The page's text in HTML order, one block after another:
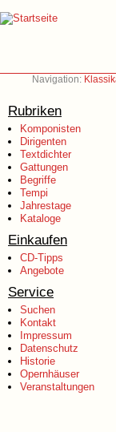
Navigation:
Rubriken
Komponisten
Dirigenten
Textdichter
Gattungen
Begriffe
Tempi
Jahrestage
Kataloge
Einkaufen
CD-Tipps
Angebote
Service
Suchen
Kontakt
Impressum
Datenschutz
Historie
Opernhäuser
Veranstaltungen